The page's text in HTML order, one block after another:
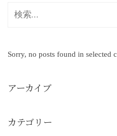
Sorry, no posts found in selected
アーカイブ
カテゴリー